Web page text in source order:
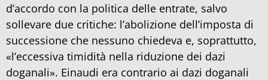
d’accordo con la politica delle entrate, salvo
sollevare due critiche: l’abolizione dell’imposta di
successione che nessuno chiedeva e, soprattutto,
«l’eccessiva timidità nella riduzione dei dazi
doganali». Einaudi era contrario ai dazi doganali